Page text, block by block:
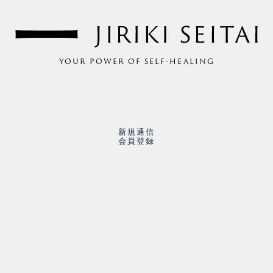
YOUR POWER OF SELF-HEALING
新規通信
会員登録